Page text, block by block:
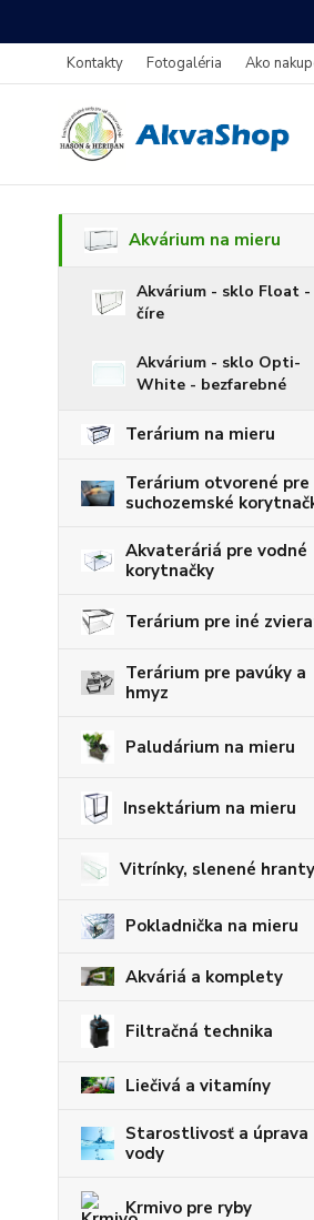
Kontakty Fotogaléria Ako
Akvárium na mieru
Akvárium - sklo Float -
číre
Akvárium - sklo Opti-
White - bezfarebné
Terárium na mieru
Terárium otvorené pre
suchozemské
Akvateráriá pre vodné
korytnačky
Terárium pre iné
Terárium pre pavúky a
hmyz
Paludárium na mieru
Insektárium na mieru
Vitrínky, slenené hranty
Pokladnička na mieru
Akváriá a komplety
Filtračná technika
Liečivá a vitamíny
Starostlivosť a úprava
vody
Krmivo pre ryby